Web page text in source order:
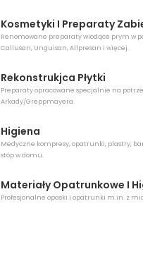
Kosmetyki I Preparaty
Renomowane preparaty wiodące prym w
Callusan, Unguisan, Allpresan i więcej.
Rekonstrukjca Płytki
Preparaty opracowane specjalnie na
Arkady/Greppmayera.
Higiena
Medyczne kompresy, opatrunki, plastry,
stóp w domu.
Materiały Opatrunkowe I
Profesjonalne opaski i opatrunki m.in. z